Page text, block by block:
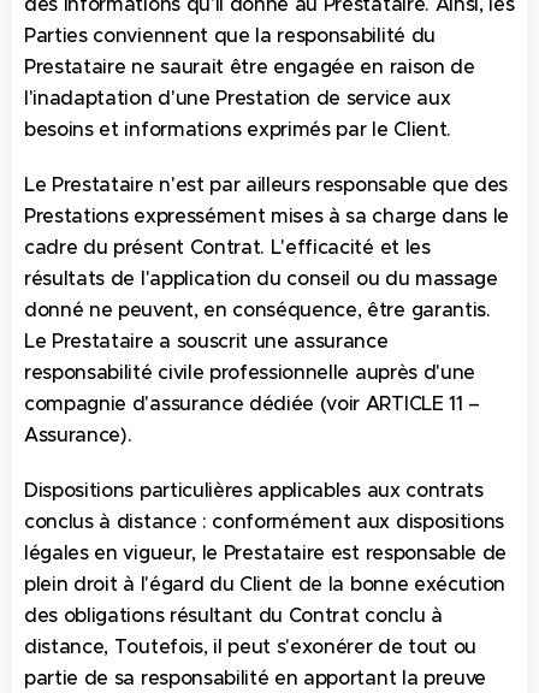
Parties conviennent que la responsabilité du
Prestataire ne saurait être engagée en raison de
l'inadaptation d'une Prestation de service aux
besoins et informations exprimés par le Client.
Le Prestataire n'est par ailleurs responsable que des
Prestations expressément mises à sa charge dans le
cadre du présent Contrat. L'efficacité et les
résultats de l'application du conseil ou du massage
donné ne peuvent, en conséquence, être garantis.
Le Prestataire a souscrit une assurance
responsabilité civile professionnelle auprès d'une
compagnie d'assurance dédiée (voir ARTICLE 11 –
Assurance).
Dispositions particulières applicables aux contrats
conclus à distance : conformément aux dispositions
légales en vigueur, le Prestataire est responsable de
plein droit à l'égard du Client de la bonne exécution
des obligations résultant du Contrat conclu à
distance, Toutefois, il peut s'exonérer de tout ou
partie de sa responsabilité en apportant la preuve